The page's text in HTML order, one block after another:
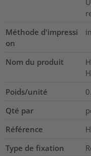
Méthode d'impressi
on
Nom du produit
Poids/unité
Qté par
Référence
Type de fixation